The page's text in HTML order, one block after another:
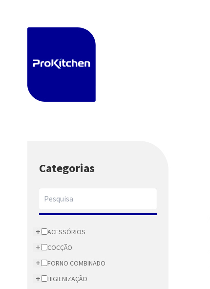
Categorias
+ ACESSÓRIOS
+ COCÇÃO
+ FORNO COMBINADO
+
HIGIENIZAÇÃO